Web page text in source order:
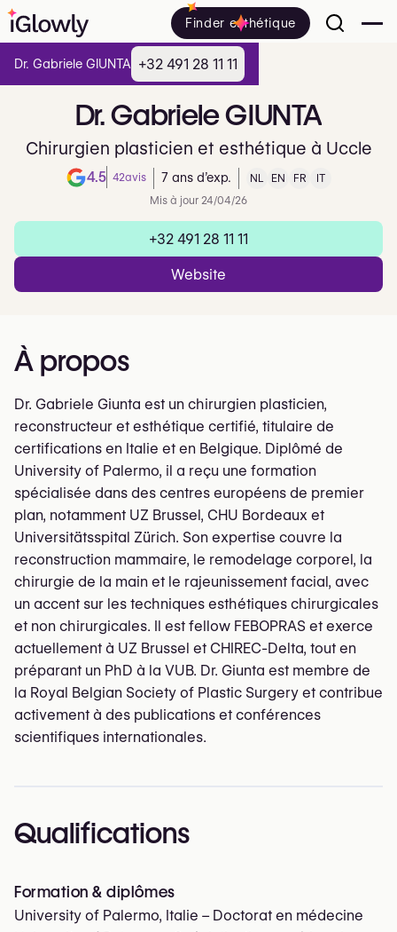
Finder esthétique
Dr.GabrieleGIUNTA
Chirurgien plasticien et esthétique à Uccle
4.5 42avis
Note de 4.5 sur 5 sur Google
7 ans d’exp. NL EN FR
IT
Mis à jour 24/04/26
+32 491 28 11 11
Website
À propos
Dr. Gabriele Giunta est un chirurgien plasticien,
reconstructeur et esthétique certifié, titulaire de
certifications en Italie et en Belgique. Diplômé de
University of Palermo, il a reçu une formation
spécialisée dans des centres européens de premier
plan, notamment UZ Brussel, CHU Bordeaux et
Universitätsspital Zürich. Son expertise couvre la
reconstruction mammaire, le remodelage corporel, la
chirurgie de la main et le rajeunissement facial, avec
un accent sur les techniques esthétiques chirurgicales
et non chirurgicales. Il est fellow FEBOPRAS et exerce
actuellement à UZ Brussel et CHIREC-Delta, tout en
préparant un PhD à la VUB. Dr. Giunta est membre de
la Royal Belgian Society of Plastic Surgery et contribue
activement à des publications et conférences
scientifiques internationales.
Qualifications
Formation & diplômes
University of Palermo, Italie – Doctorat en médecine
Dr. Gabriele GIUNTA +32 491 28 11 11